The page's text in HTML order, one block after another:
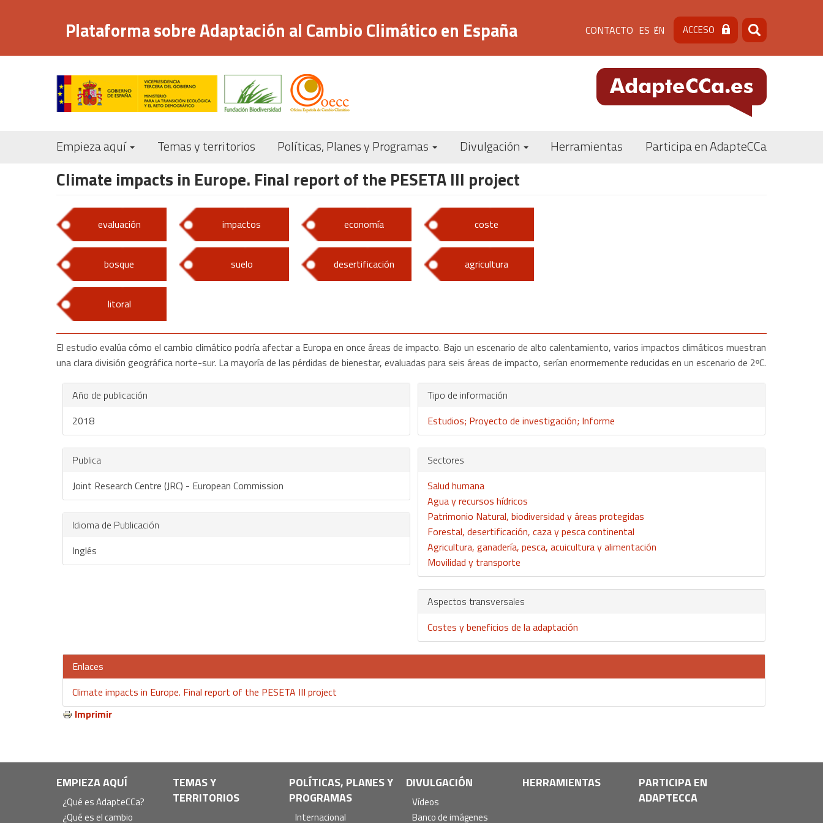
principal
Plataforma sobre Adaptación al Cambio Climático en España Menú
de
cabecera
[contacto]
CONTACTO ES EN ACCESO Buscar
Buscar
Navegación
Empieza aquí Temas y territorios Políticas, Planes y Programas Divulgación Herramientas Participa en AdapteCCa
Climate impacts in Europe. Final report of the PESETA III project
evaluación impactos economía coste
bosque suelo desertificación agricultura
litoral
El estudio evalúa cómo el cambio climático podría afectar a Europa en once áreas de impacto. Bajo un escenario de alto calentamiento, varios impactos climáticos muestran
una clara división geográfica norte-sur. La mayoría de las pérdidas de bienestar, evaluadas para seis áreas de impacto, serían enormemente reducidas en un escenario de 2ᵒC.
Año de publicación
2018
Publica
Joint Research Centre (JRC) - European Commission
Idioma de Publicación
Inglés
Tipo de información
Estudios; Proyecto de investigación; Informe
Sectores
Salud humana
Agua y recursos hídricos
Patrimonio Natural, biodiversidad y áreas protegidas
Forestal, desertificación, caza y pesca continental
Agricultura, ganadería, pesca, acuicultura y alimentación
Movilidad y transporte
Aspectos transversales
Costes y beneficios de la adaptación
Enlaces
Climate impacts in Europe. Final report of the PESETA III project
Imprimir
Navegación
principal
EMPIEZA AQUÍ
¿Qué es AdapteCCa?
¿Qué es el cambio
TEMAS Y
TERRITORIOS
POLÍTICAS, PLANES Y
PROGRAMAS
Internacional
DIVULGACIÓN
Vídeos
Banco de imágenes
HERRAMIENTAS
PARTICIPA EN
ADAPTECCA